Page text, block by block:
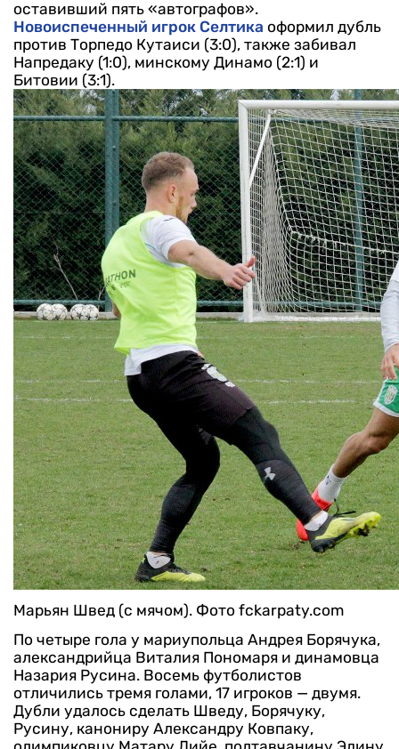
оставивший пять «автографов».
Новоиспеченный игрок Селтика оформил дубль
против Торпедо Кутаиси (3:0), также забивал
Напредаку (1:0), минскому Динамо (2:1) и
Битовии (3:1).
Марьян Швед (с мячом). Фото fckarpaty.com
По четыре гола у мариупольца Андрея Борячука,
александрийца Виталия Пономаря и динамовца
Назария Русина. Восемь футболистов
отличились тремя голами, 17 игроков — двумя.
Дубли удалось сделать Шведу, Борячуку,
Русину, канониру Александру Ковпаку,